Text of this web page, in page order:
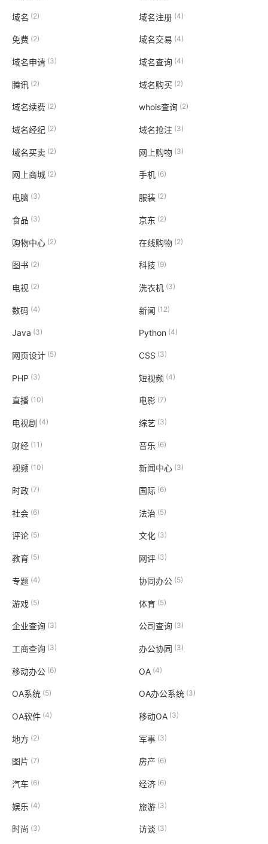
域名 (2) 域名注册(4)
免费 (2) 域名交易 (4)
域名申请 (3) 域名查询(4)
腾讯 (2) 域名购买(2)
域名续费 (2) whois查询(2)
域名经纪 (2) 域名抢注(3)
域名买卖 (2) 网上购物(3)
网上商城 (2) 手机 (6)
电脑 (3) 服装(2)
食品 (3) 京东 (2)
购物中心 (2) 在线购物(2)
图书 (2) 科技 (9)
电视 (2) 洗衣机 (3)
数码 (4) 新闻 (12)
Java (3) Python (4)
网页设计 (5) CSS (3)
PHP (3) 短视频(4)
直播 (10) 电影 (7)
电视剧 (4) 综艺 (3)
财经 (11) 音乐 (6)
视频 (10) 新闻中心 (3)
时政 (7) 国际(6)
社会 (6) 法治 (5)
评论 (5) 文化 (3)
教育 (5) 网评(3)
专题 (4) 协同办公(5)
游戏 (5) 体育(5)
企业查询 (3) 公司查询(3)
工商查询 (3) 办公协同 (3)
移动办公 (6) OA (4)
OA系统 (5) OA办公系统(3)
OA软件 (4) 移动OA (3)
地方 (2) 军事 (3)
图片 (7) 房产 (6)
汽车 (6) 经济(6)
娱乐 (4) 旅游(3)
时尚 (3) 访谈 (3)